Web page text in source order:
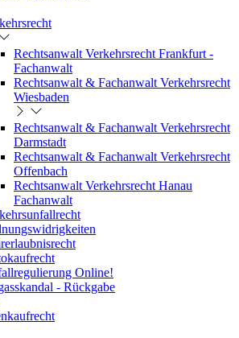
Rechtsanwalt Verkehrsrecht Frankfurt -
Fachanwalt
Rechtsanwalt & Fachanwalt Verkehrsrecht
Wiesbaden
Rechtsanwalt & Fachanwalt Verkehrsrecht
Darmstadt
Rechtsanwalt & Fachanwalt Verkehrsrecht
Offenbach
Rechtsanwalt Verkehrsrecht Hanau
Fachanwalt
Online!
- Rückgabe